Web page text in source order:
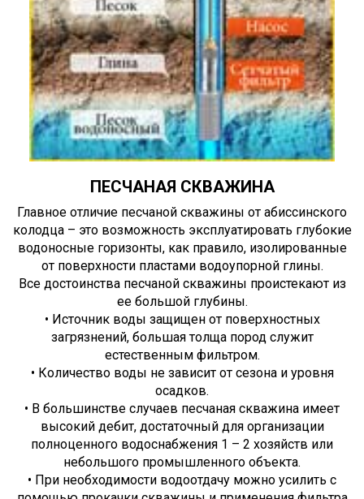
ПЕСЧАНАЯ СКВАЖИНА
Главное отличие песчаной скважины от абиссинского
колодца – это возможность эксплуатировать глубокие
водоносные горизонты, как правило, изолированные
от поверхности пластами водоупорной глины.
Все достоинства песчаной скважины проистекают из
ее большой глубины.
• Источник воды защищен от поверхностных
загрязнений, большая толща пород служит
естественным фильтром.
• Количество воды не зависит от сезона и уровня
осадков.
• В большинстве случаев песчаная скважина имеет
высокий дебит, достаточный для организации
полноценного водоснабжения 1 – 2 хозяйств или
небольшого промышленного объекта.
• При необходимости водоотдачу можно усилить с